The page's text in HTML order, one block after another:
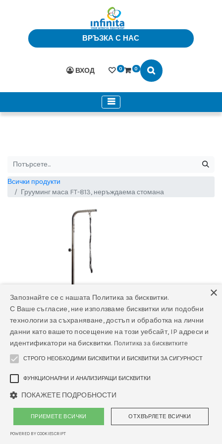
ВРЪЗКА С НАС
ВХОД 0 0
Всички продукти
Грууминг маса FT-813, неръждаема стомана
Грууминг маса FT-813, неръждаема
стомана
×
Запознайте се с нашата Политика за бисквитки.
С Ваше съгласие, ние използваме бисквитки или подобни
технологии за съхраняване, достъп и обработка на лични
данни като вашето посещение на този уебсайт, IP адреси и
идентификатори на бисквитки. Политика за бисквитките
СТРОГО НЕОБХОДИМИ БИСКВИТКИ И БИСКВИТКИ ЗА СИГУРНОСТ
ФУНКЦИОНАЛНИ И АНАЛИЗИРАЩИ БИСКВИТКИ
ПОКАЖЕТЕ ПОДРОБНОСТИ
ПРИЕМЕТЕ ВСИЧКИ ОТХВЪРЛЕТЕ ВСИЧКИ
POWERED BY COOKIESCRIPT